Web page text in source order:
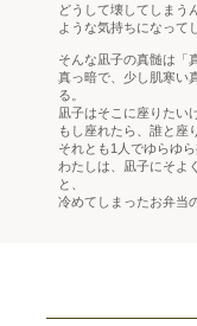
どうして壊してしまう
ような気持ちになって
そんな凪子の真髄は「
真っ暗で、少し肌寒い
る。
凪子はそこに座りたい
もし座れたら、誰と座
それとも1人でゆらゆ
わたしは、凪子にそよ
と、
冷めてしまったお弁当